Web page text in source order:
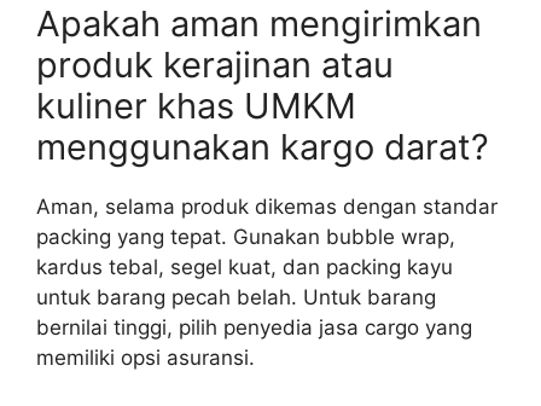
Apakah aman mengirimkan
produk kerajinan atau
kuliner khas UMKM
menggunakan kargo darat?
Aman, selama produk dikemas dengan standar
packing yang tepat. Gunakan bubble wrap,
kardus tebal, segel kuat, dan packing kayu
untuk barang pecah belah. Untuk barang
bernilai tinggi, pilih penyedia jasa cargo yang
memiliki opsi asuransi.